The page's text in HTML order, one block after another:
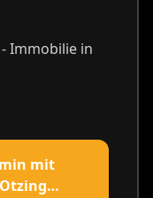
Immobilie in
mit